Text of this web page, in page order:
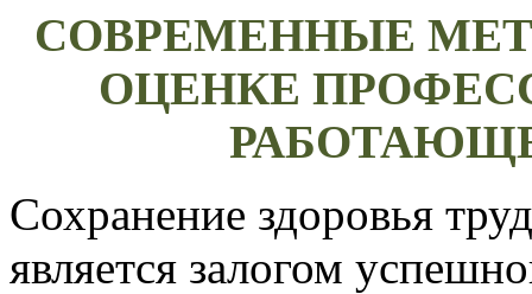
СОВРЕМЕННЫЕ
ОЦЕНКЕ
Сохранение здоровья
является залогом